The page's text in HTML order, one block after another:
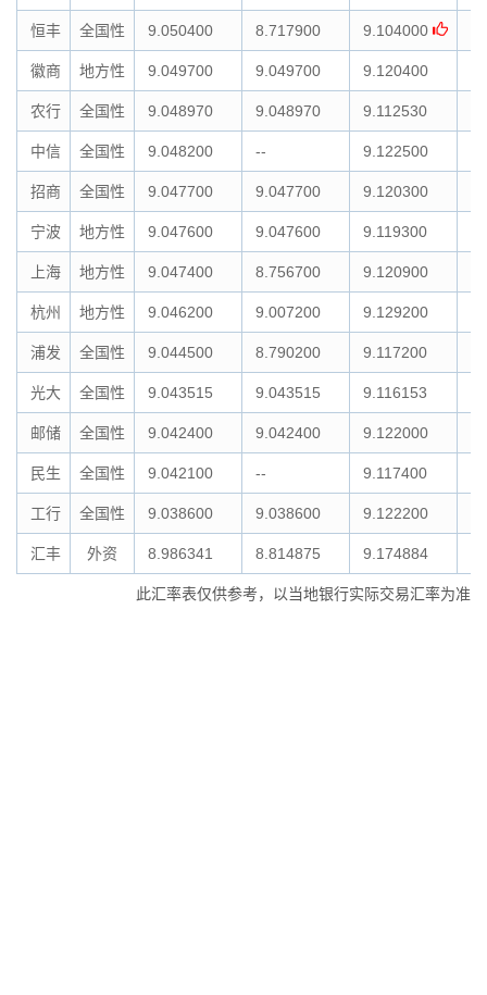
恒丰 全国性 9.050400 8.717900 9.104000
徽商 地方性 9.049700 9.049700 9.120400
农行 全国性 9.048970 9.048970 9.112530
中信 全国性 9.048200 -- 9.122500
招商 全国性 9.047700 9.047700 9.120300
宁波 地方性 9.047600 9.047600 9.119300
上海 地方性 9.047400 8.756700 9.120900
杭州 地方性 9.046200 9.007200 9.129200
浦发 全国性 9.044500 8.790200 9.117200
光大 全国性 9.043515 9.043515 9.116153
邮储 全国性 9.042400 9.042400 9.122000
民生 全国性 9.042100 -- 9.117400
工行 全国性 9.038600 9.038600 9.122200
汇丰 外资 8.986341 8.814875 9.174884
此汇率表仅供参考，以当地银行实际交易汇率为准